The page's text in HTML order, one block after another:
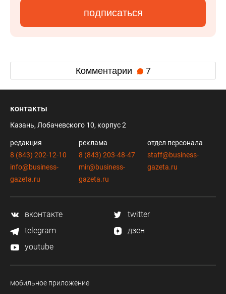
подписаться
Комментарии 7
контакты
Казань, Лобачевского 10, корпус 2
редакция
8 (843) 202-12-10
info@business-
gazeta.ru
реклама
8 (843) 203-48-47
mir@business-
gazeta.ru
отдел персонала
staff@business-
gazeta.ru
вконтакте
twitter
telegram
дзен
youtube
мобильное приложение